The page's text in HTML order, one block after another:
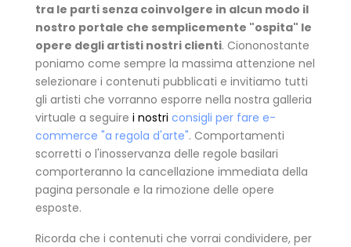
tra le parti senza coinvolgere in alcun modo il
nostro portale che semplicemente "ospita" le
opere degli artisti nostri clienti. Ciononostante
poniamo come sempre la massima attenzione nel
selezionare i contenuti pubblicati e invitiamo tutti
gli artisti che vorranno esporre nella nostra galleria
virtuale a seguire i nostri consigli per fare e-
commerce "a regola d'arte". Comportamenti
scorretti o l'inosservanza delle regole basilari
comporteranno la cancellazione immediata della
pagina personale e la rimozione delle opere
esposte.
Ricorda che i contenuti che vorrai condividere, per